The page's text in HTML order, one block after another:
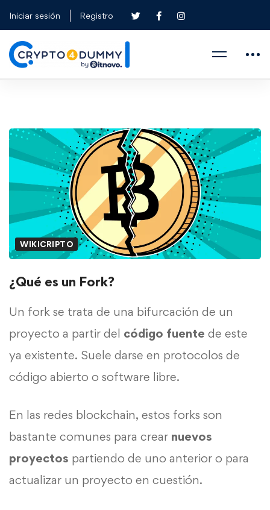
Iniciar sesión Registro
WIKICRIPTO
¿Qué es un Fork?
Un fork se trata de una bifurcación de un
proyecto a partir del código fuente de este
ya existente. Suele darse en protocolos de
código abierto o software libre.
En las redes blockchain, estos forks son
bastante comunes para crear nuevos
proyectos partiendo de uno anterior o para
actualizar un proyecto en cuestión.